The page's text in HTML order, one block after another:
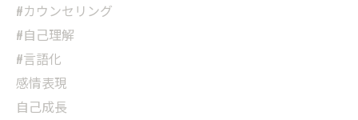
#カウンセリング
#自己理解
#言語化
感情表現
自己成長